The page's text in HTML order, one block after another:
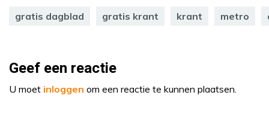
gratis dagblad gratis krant krant metro
Geef een reactie
U moet inloggen om een reactie te kunnen plaatsen.